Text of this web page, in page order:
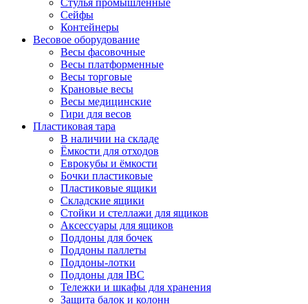
Стулья промышленные
Сейфы
Контейнеры
Весовое оборудование
Весы фасовочные
Весы платформенные
Весы торговые
Крановые весы
Весы медицинские
Гири для весов
Пластиковая тара
В наличии на складе
Ёмкости для отходов
Еврокубы и ёмкости
Бочки пластиковые
Пластиковые ящики
Складские ящики
Стойки и стеллажи для ящиков
Аксессуары для ящиков
Поддоны для бочек
Поддоны паллеты
Поддоны-лотки
Поддоны для IBC
Тележки и шкафы для хранения
Защита балок и колонн